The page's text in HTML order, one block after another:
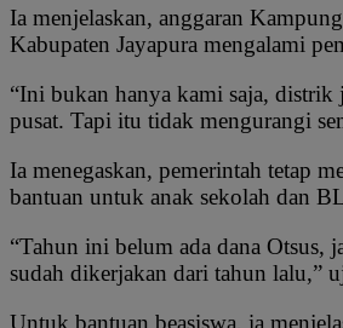
Ia menjelaskan, anggaran
Kabupaten Jayapura mengalami
“Ini bukan hanya kami saja, distrik
pusat. Tapi itu tidak mengurangi
Ia menegaskan, pemerintah tetap
bantuan untuk anak sekolah dan
“Tahun ini belum ada dana Otsus,
sudah dikerjakan dari tahun lalu,”